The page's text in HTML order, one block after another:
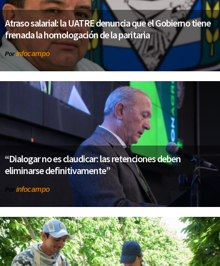
Atraso salarial: la UATRE denuncia que el Gobierno tiene
frenada la homologación de la paritaria
Por infocampo
“Dialogar no es claudicar: las retenciones deben
eliminarse definitivamente”
Por infocampo